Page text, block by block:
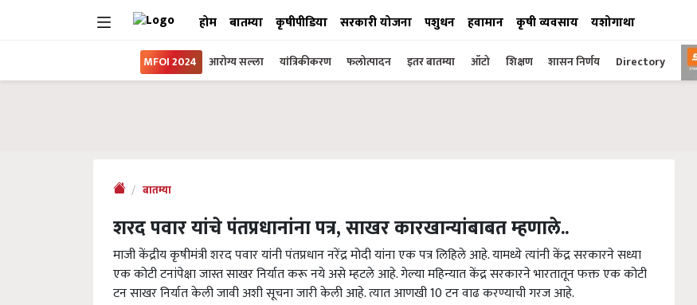
होम बातम्या कृषीपीडिया सरकारी योजना पशुधन हवामान कृषी व्यवसाय यशोगाथा
MFOI 2024 आरोग्य सल्ला यांत्रिकीकरण फलोत्पादन इतर बातम्या ऑटो शिक्षण शासन निर्णय Directory
बातम्या
शरद पवार यांचे पंतप्रधानांना पत्र, साखर कारखान्यांबाबत म्हणाले..
माजी केंद्रीय कृषीमंत्री शरद पवार यांनी पंतप्रधान नरेंद्र मोदी यांना एक पत्र लिहिले आहे. यामध्ये त्यांनी केंद्र सरकारने सध्या
एक कोटी टनांपेक्षा जास्त साखर निर्यात करू नये असे म्हटले आहे. गेल्या महिन्यात केंद्र सरकारने भारतातून फक्त एक कोटी
टन साखर निर्यात केली जावी अशी सूचना जारी केली आहे. त्यात आणखी 10 टन वाढ करण्याची गरज आहे.